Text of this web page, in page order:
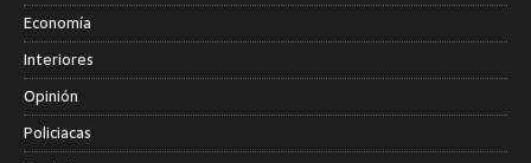
Economía
Interiores
Opinión
Policiacas